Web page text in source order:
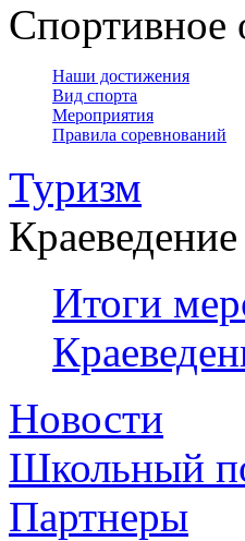
Спортивное
Наши достижения
Вид спорта
Мероприятия
Правила соревнований
Туризм
Краеведение
Итоги
Новости
Школьный
Партнеры